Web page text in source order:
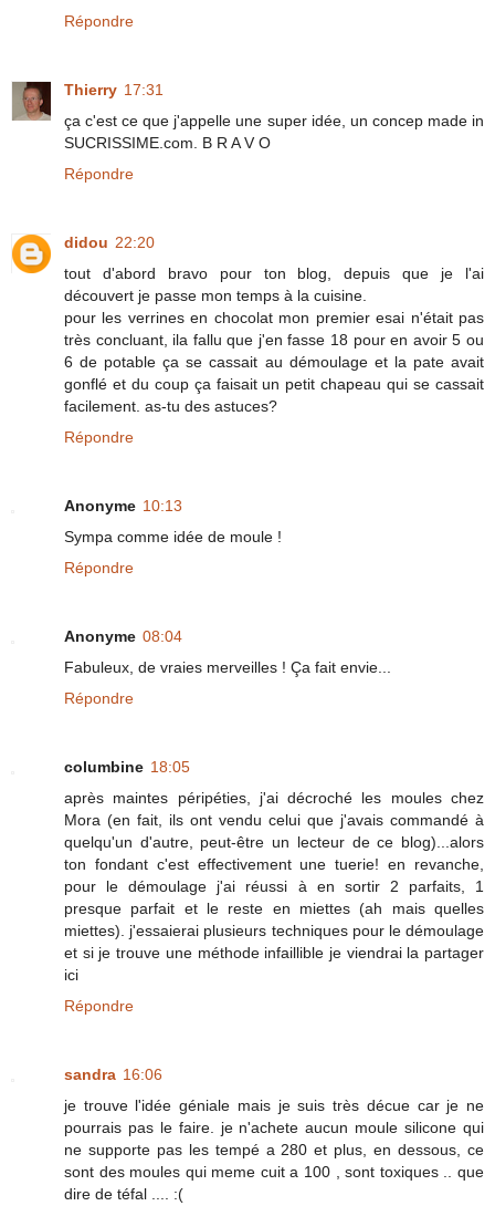
Répondre
Thierry 17:31
ça c'est ce que j'appelle une super idée, un concep made in
SUCRISSIME.com. B R A V O
Répondre
didou 22:20
tout d'abord bravo pour ton blog, depuis que je l'ai
découvert je passe mon temps à la cuisine.
pour les verrines en chocolat mon premier esai n'était pas
très concluant, ila fallu que j'en fasse 18 pour en avoir 5 ou
6 de potable ça se cassait au démoulage et la pate avait
gonflé et du coup ça faisait un petit chapeau qui se cassait
facilement. as-tu des astuces?
Répondre
Anonyme 10:13
Sympa comme idée de moule !
Répondre
Anonyme 08:04
Fabuleux, de vraies merveilles ! Ça fait envie...
Répondre
columbine 18:05
après maintes péripéties, j'ai décroché les moules chez
Mora (en fait, ils ont vendu celui que j'avais commandé à
quelqu'un d'autre, peut-être un lecteur de ce blog)...alors
ton fondant c'est effectivement une tuerie! en revanche,
pour le démoulage j'ai réussi à en sortir 2 parfaits, 1
presque parfait et le reste en miettes (ah mais quelles
miettes). j'essaierai plusieurs techniques pour le démoulage
et si je trouve une méthode infaillible je viendrai la partager
ici
Répondre
sandra 16:06
je trouve l'idée géniale mais je suis très décue car je ne
pourrais pas le faire. je n'achete aucun moule silicone qui
ne supporte pas les tempé a 280 et plus, en dessous, ce
sont des moules qui meme cuit a 100 , sont toxiques .. que
dire de téfal .... :(